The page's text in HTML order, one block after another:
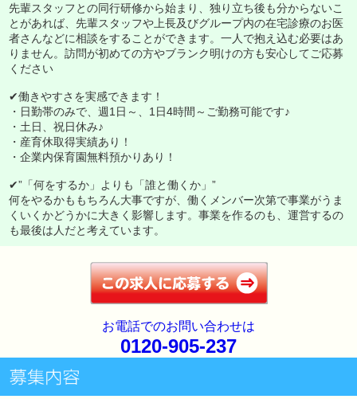
先輩スタッフとの同行研修から始まり、独り立ち後も分からないこ
とがあれば、先輩スタッフや上長及びグループ内の在宅診療のお医
者さんなどに相談をすることができます。一人で抱え込む必要はあ
りません。訪問が初めての方やブランク明けの方も安心してご応募
ください
✔働きやすさを実感できます！
・日勤帯のみで、週1日～、1日4時間～ご勤務可能です♪
・土日、祝日休み♪
・産育休取得実績あり！
・企業内保育園無料預かりあり！
✔”「何をするか」よりも「誰と働くか」”
何をやるかももちろん大事ですが、働くメンバー次第で事業がうま
くいくかどうかに大きく影響します。事業を作るのも、運営するの
も最後は人だと考えています。
お電話でのお問い合わせは
0120-905-237